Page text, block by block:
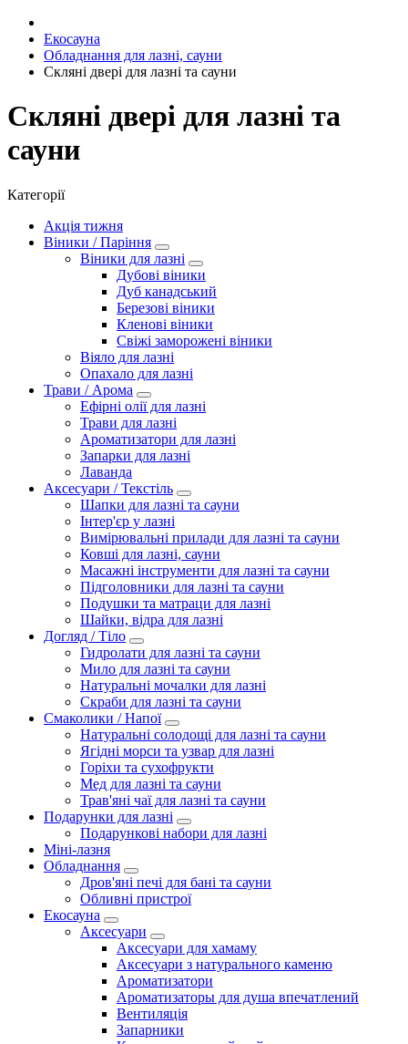
Екосауна
Обладнання для лазні, сауни
Скляні двері для лазні та сауни
Скляні двері для лазні та
сауни
Категорії
Акція тижня
Віники / Паріння
Віники для лазні
Дубові віники
Дуб канадський
Березові віники
Кленові віники
Свіжі заморожені віники
Віяло для лазні
Опахало для лазні
Трави / Арома
Ефірні олії для лазні
Трави для лазні
Ароматизатори для лазні
Запарки для лазні
Лаванда
Аксесуари / Текстіль
Шапки для лазні та сауни
Інтер'єр у лазні
Вимірювальні прилади для лазні та сауни
Ковші для лазні, сауни
Масажні інструменти для лазні та сауни
Підголовники для лазні та сауни
Подушки та матраци для лазні
Шайки, відра для лазні
Догляд / Тіло
Гидролати для лазні та сауни
Мило для лазні та сауни
Натуральні мочалки для лазні
Скраби для лазні та сауни
Смаколики / Напої
Натуральні солодощі для лазні та сауни
Ягідні морси та узвар для лазні
Горіхи та сухофрукти
Мед для лазні та сауни
Трав'яні чаї для лазні та сауни
Подарунки для лазні
Подарункові набори для лазні
Міні-лазня
Обладнання
Дров'яні печі для бані та сауни
Обливні пристрої
Екосауна
Аксесуари
Аксесуари для хамаму
Аксесуари з натурального каменю
Ароматизатори
Ароматизаторы для душа впечатлений
Вентиляція
Запарники